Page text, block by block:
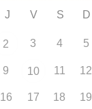
J V S D
2 3 4 5
9 10 11 12
16 17 18 19